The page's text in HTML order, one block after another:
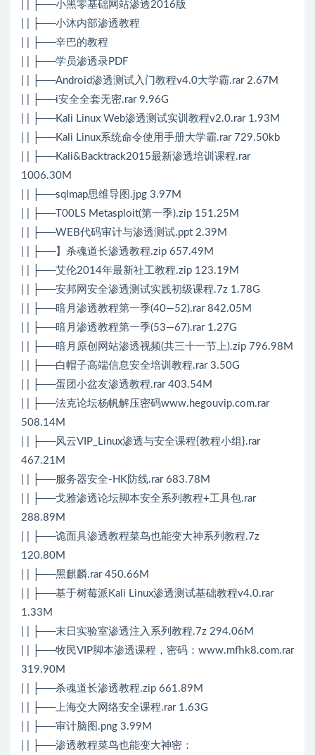
| | ├──小黑零基础网站渗透2016版
| | ├──小沐内部渗透教程
| | ├──辛巴的教程
| | ├──学员渗透录PDF
| | ├──Android渗透测试入门教程v4.0大学霸.rar 2.67M
| | ├──i安全全套无密.rar 9.96G
| | ├──Kali Linux Web渗透测试实训教程v2.0.rar 1.93M
| | ├──Kali Linux系统命令使用手册大学霸.rar 729.50kb
| | ├──Kali&Backtrack2015最新渗透培训课程.rar
1006.30M
| | ├──sqlmap思维导图.jpg 3.97M
| | ├──T00LS Metasploit(第一季).zip 151.25M
| | ├──WEB代码审计与渗透测试.ppt 2.39M
| | ├──】杀魂道长渗透教程.zip 657.49M
| | ├──艾伦2014年最新社工教程.zip 123.19M
| | ├──安邦网安全渗透测试实践初级课程.7z 1.78G
| | ├──暗月渗透教程第一季(40—52).rar 842.05M
| | ├──暗月渗透教程第一季(53—67).rar 1.27G
| | ├──暗月原创网站渗透视频(共三十一节上).zip 796.98M
| | ├──白帽子高端信息安全培训教程.rar 3.50G
| | ├──蛋团小盆友渗透教程.rar 403.54M
| | ├──法克论坛杨帆解压密码www.hegouvip.com.rar
508.14M
| | ├──风云VIP_Linux渗透与安全课程{教程小组}.rar
467.21M
| | ├──服务器安全-HK防线.rar 683.78M
| | ├──戈雅渗透论坛脚本安全系列教程+工具包.rar
288.89M
| | ├──诡面具渗透教程菜鸟也能变大神系列教程.7z
120.80M
| | ├──黑麒麟.rar 450.66M
| | ├──基于树莓派Kali Linux渗透测试基础教程v4.0.rar
1.33M
| | ├──末日实验室渗透注入系列教程.7z 294.06M
| | ├──牧民VIP脚本渗透课程，密码：www.mfhk8.com.rar
319.90M
| | ├──杀魂道长渗透教程.zip 661.89M
| | ├──上海交大网络安全课程.rar 1.63G
| | ├──审计脑图.png 3.99M
| | ├──渗透教程菜鸟也能变大神密：